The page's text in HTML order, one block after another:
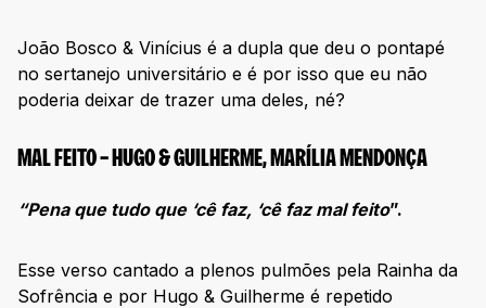
João Bosco & Vinícius é a dupla que deu o pontapé
no sertanejo universitário e é por isso que eu não
poderia deixar de trazer uma deles, né?
MAL FEITO – HUGO & GUILHERME, MARÍLIA MENDONÇA
“Pena que tudo que ‘cê faz, ‘cê faz mal feito”.
Esse verso cantado a plenos pulmões pela Rainha da
Sofrência e por Hugo & Guilherme é repetido